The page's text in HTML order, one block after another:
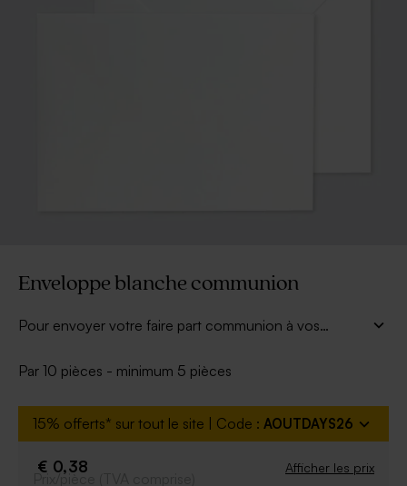
Enveloppe blanche communion
Pour envoyer votre faire part communion à vos
communion (22.9 x 16.2 cm). D'un style classique et
communion de votre enfant.
Par 10 pièces - minimum 5 pièces
15% offerts* sur tout le site | Code : AOUTDAYS26
€ 0,38 Afficher les prix
Prix/pièce (TVA comprise)